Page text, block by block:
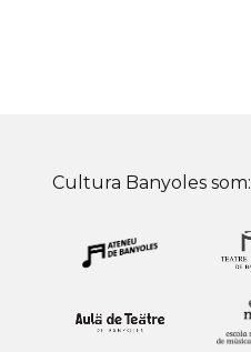
Cultura Banyoles som: